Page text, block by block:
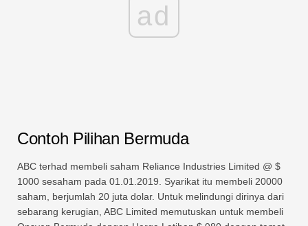
ad
Contoh Pilihan Bermuda
ABC terhad membeli saham Reliance Industries Limited @ $
1000 sesaham pada 01.01.2019. Syarikat itu membeli 20000
saham, berjumlah 20 juta dolar. Untuk melindungi dirinya dari
sebarang kerugian, ABC Limited memutuskan untuk membeli